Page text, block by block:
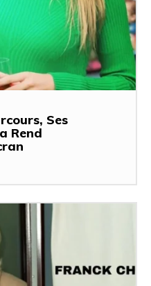
Ses
Rend